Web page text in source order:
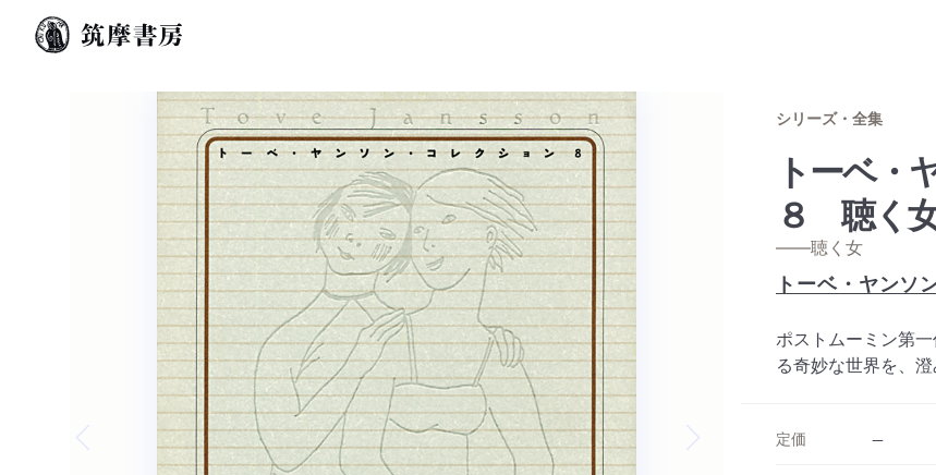
Previous slide
シリーズ・全集
トーベ・
８ 聴く
——聴く女
トーベ・ヤンソ
ポストムーミン第
る奇妙な世界を、
定価 --